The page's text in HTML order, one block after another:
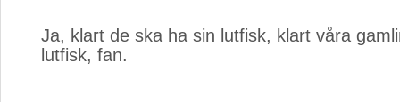
Ja, klart de ska ha sin lutfisk, klart våra
lutfisk, fan.